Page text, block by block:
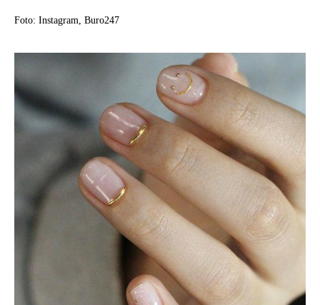
Foto: Instagram, Buro247